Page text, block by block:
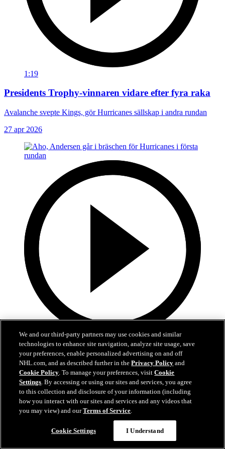
1:19
Presidents Trophy-vinnaren vidare efter fyra raka
Avalanche svepte Kings, gör Hurricanes sällskap i andra rundan
27 apr 2026
1:05
Aho, Andersen går i bräschen för Hurricanes i första
rundan
Hurricanes sveper Senators och blir första lag att avancera till andra
rundan
We and our third-party partners may use cookies and similar
technologies to enhance site navigation, analyze site usage, save
your preferences, enable personalized advertising on and off
NHL.com, and as described further in thePrivacy Policy and
Cookie Policy. To manage your preferences, visitCookie
Settings. By accessing or using our sites and services, you agree
to this collection and disclosure of your information (including
how you interact with our sites and services and any videos that
you may view) and ourTerms of Service.
Cookie Settings I Understand